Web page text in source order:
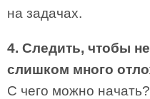
на задачах.
4. Следить, чтобы
слишком много
С чего можно